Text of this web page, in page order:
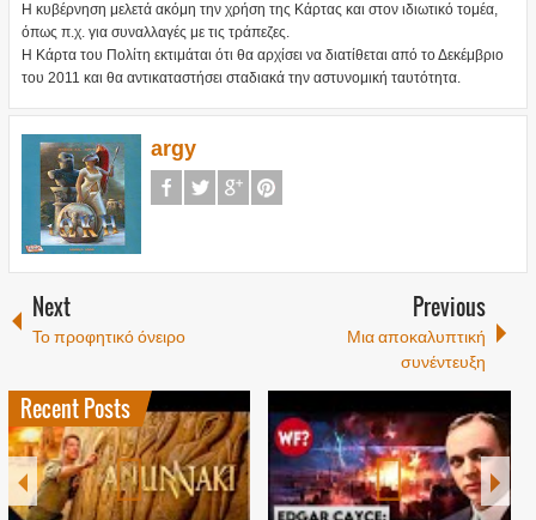
Η κυβέρνηση μελετά ακόμη την χρήση της Κάρτας και στον ιδιωτικό τομέα,
όπως π.χ. για συναλλαγές με τις τράπεζες.
Η Κάρτα του Πολίτη εκτιμάται ότι θα αρχίσει να διατίθεται από το Δεκέμβριο
του 2011 και θα αντικαταστήσει σταδιακά την αστυνομική ταυτότητα.
argy
Next
Το προφητικό όνειρο
Previous
Μια αποκαλυπτική
συνέντευξη
Recent Posts